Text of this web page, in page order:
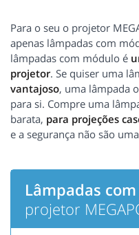
Para o seu o projetor
apenas lâmpadas com
lâmpadas com módulo é
projetor. Se quiser uma
vantajoso, uma lâmpada
para si. Compre uma
barata, para projeções
e a segurança não são
Lâmpadas
projetor